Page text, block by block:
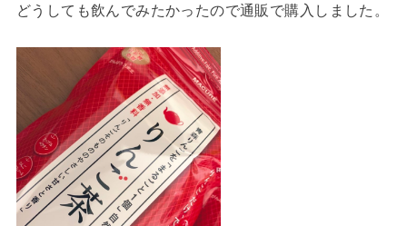
どうしても飲んでみたかったので通販で購入しました。